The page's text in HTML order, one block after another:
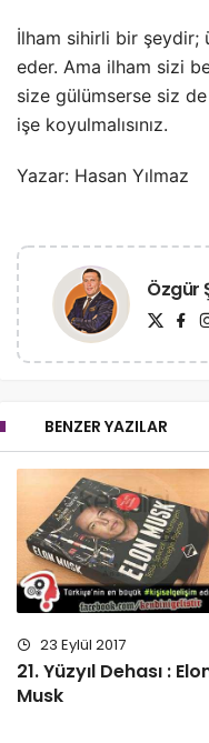
İlham sihirli bir şeydir;
eder. Ama ilham sizi
size gülümserse siz de
işe koyulmalısınız.
Yazar: Hasan Yılmaz
Özgür
BENZER YAZILAR
23 Eylül 2017
21. Yüzyıl Dehası :
Musk